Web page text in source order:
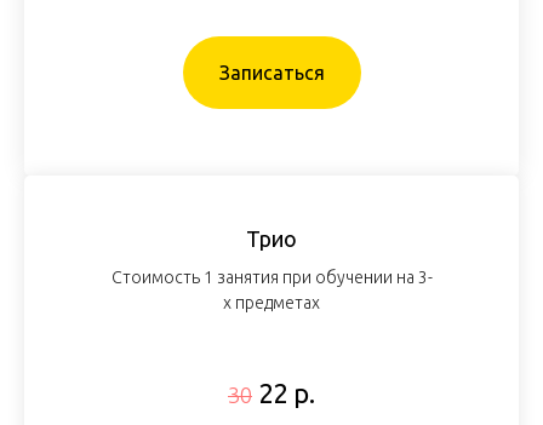
Записаться
Трио
Стоимость 1 занятия при обучении на 3-
х предметах
30 22 р.